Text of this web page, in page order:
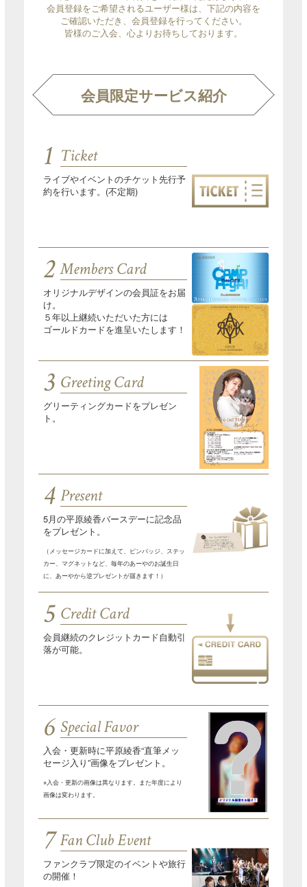
会員登録をご希望されるユーザー様は、下記の内容を
ご確認いただき、会員登録を行ってください。
皆様のご入会、心よりお待ちしております。
会員限定サービス紹介
1 Ticket
ライブやイベントのチケット先行予
約を行います。(不定期)
2 Members Card
オリジナルデザインの会員証をお届
け。
５年以上継続いただいた方には
ゴールドカードを進呈いたします！
3 Greeting Card
グリーティングカードをプレゼン
ト。
4 Present
5月の平原綾香バースデーに記念品
をプレゼント。
（メッセージカードに加えて、ピンバッジ、ステッ
カー、マグネットなど、毎年のあーやのお誕生日
に、あーやから逆プレゼントが届きます！）
5 Credit Card
会員継続のクレジットカード自動引
落が可能。
6 Special Favor
入会・更新時に平原綾香“直筆メッ
セージ入り”画像をプレゼント。
※入会・更新の画像は異なります。また年度により
画像は変わります。
7 Fan Club Event
ファンクラブ限定のイベントや旅行
の開催！